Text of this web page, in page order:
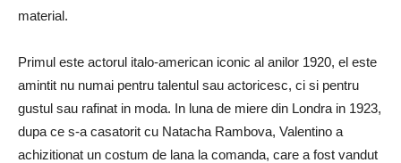
material.
Primul este actorul italo-american iconic al anilor 1920, el este
amintit nu numai pentru talentul sau actoricesc, ci si pentru
gustul sau rafinat in moda. In luna de miere din Londra in 1923,
dupa ce s-a casatorit cu Natacha Rambova, Valentino a
achizitionat un costum de lana la comanda, care a fost vandut